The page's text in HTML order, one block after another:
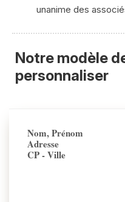
unanime des
Notre modèle
personnaliser
Nom, Prénom
Adresse
CP - Ville